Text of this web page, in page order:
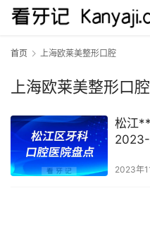
首页 上海欧莱美整形口腔
上海欧莱美整形口腔
松江
2023年